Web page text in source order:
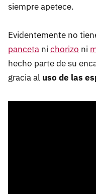
siempre apetece.
Evidentemente no
panceta ni chorizo ni
hecho parte de su
gracia al uso de las